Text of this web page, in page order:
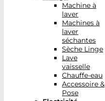
Machine à
laver
Machines à
laver
séchantes
Sèche Linge
Lave
vaisselle
Chauffe-eau
Accessoire &
Pose